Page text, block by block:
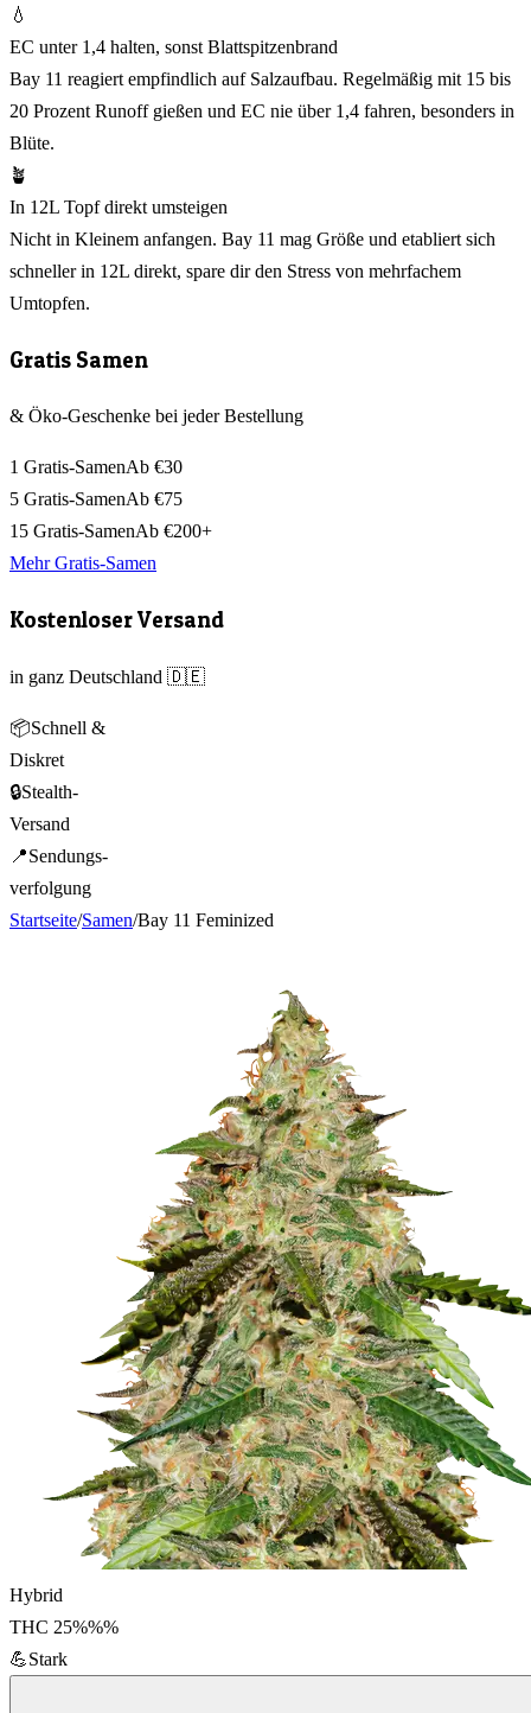
💧
EC unter 1,4 halten, sonst Blattspitzenbrand
Bay 11 reagiert empfindlich auf Salzaufbau. Regelmäßig mit 15 bis
20 Prozent Runoff gießen und EC nie über 1,4 fahren, besonders in
Blüte.
🪴
In 12L Topf direkt umsteigen
Nicht in Kleinem anfangen. Bay 11 mag Größe und etabliert sich
schneller in 12L direkt, spare dir den Stress von mehrfachem
Umtopfen.
Gratis Samen
& Öko-Geschenke bei jeder Bestellung
1 Gratis-SamenAb €30
5 Gratis-SamenAb €75
15 Gratis-SamenAb €200+
Mehr Gratis-Samen
Kostenloser Versand
in ganz Deutschland 🇩🇪
📦Schnell &
Diskret
🔒Stealth-
Versand
📍Sendungs-
verfolgung
Startseite/Samen/Bay 11 Feminized
Hybrid
THC 25%%%
💪Stark